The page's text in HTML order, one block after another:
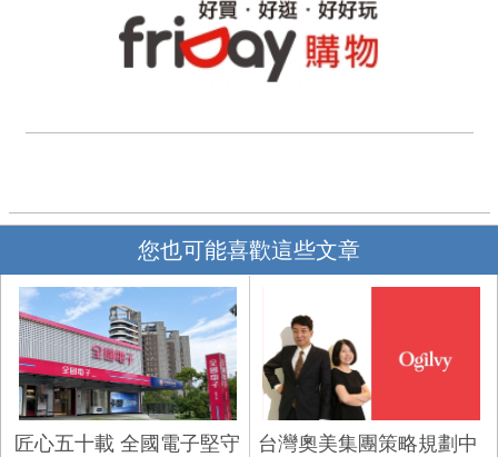
您也可能喜歡這些文章
匠心五十載 全國電子堅守
台灣奧美集團策略規劃中